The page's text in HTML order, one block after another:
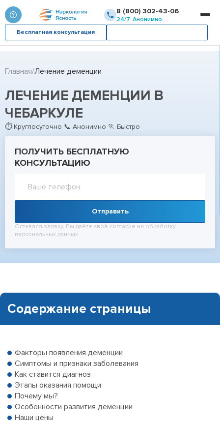
8 (800) 302-43-06
24/7. Анонимно.
Бесплатная консультация
Главная Лечение деменции
ЛЕЧЕНИЕ ДЕМЕНЦИИ В
ЧЕБАРКУЛЕ
⏱ Круглосуточно 📞 Анонимно 🏃 Быстро
ПОЛУЧИТЬ БЕСПЛАТНУЮ
КОНСУЛЬТАЦИЮ
Отправить
Оставляя заявку, Вы даёте своё согласие на обработку
персональных данных
Содержание страницы
Факторы появления деменции
Симптомы и признаки заболевания
Как ставится диагноз
Этапы оказания помощи
Почему мы?
Особенности развития деменции
Наши цены